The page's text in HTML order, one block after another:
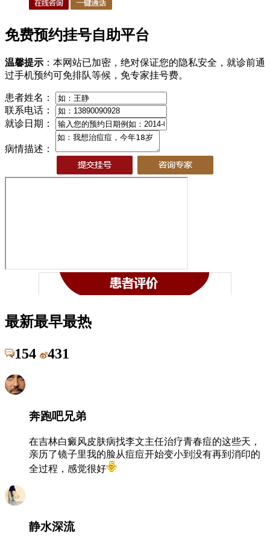
免费预约挂号自助平台
温馨提示 ：本网站已加密，绝对保证您的隐私安全，就诊前通
过手机预约可免排队等候，免专家挂号费。
患者姓名：
联系电话：
就诊日期：
病情描述：
最新最早最热
154 431
奔跑吧兄弟
在吉林白癜风皮肤病找李文主任治疗青春痘的这些天，
亲历了镜子里我的脸从痘痘开始变小到没有再到消印的
全过程，感觉很好
静水深流